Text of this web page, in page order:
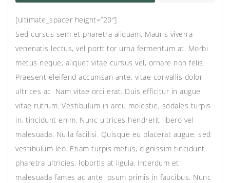
[ultimate_spacer height=”20″]
Sed cursus sem et pharetra aliquam. Mauris viverra
venenatis lectus, vel porttitor urna fermentum at. Morbi
metus neque, aliquet vitae cursus vel, ornare non felis.
Praesent eleifend accumsan ante, vitae convallis dolor
ultrices ac. Nam vitae orci erat. Duis efficitur in augue
vitae rutrum. Vestibulum in arcu molestie, sodales turpis
in, tincidunt enim. Nunc ultrices hendrerit libero vel
malesuada. Nulla facilisi. Quisque eu placerat augue, sed
vestibulum leo. Etiam turpis metus, dignissim tincidunt
pharetra ultricies, lobortis at ligula. Interdum et
malesuada fames ac ante ipsum primis in faucibus. Nunc